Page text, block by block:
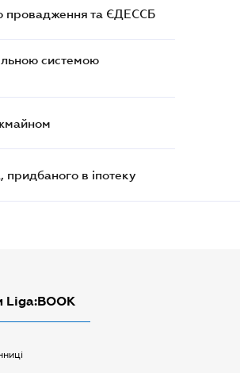
провадження та ЄДЕССБ
системою
в іпотеку
Liga:BOOK